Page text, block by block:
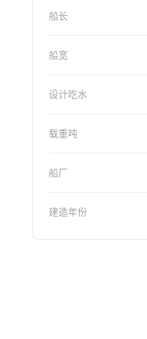
船长
船宽
设计吃水
载重吨
船厂
建造年份